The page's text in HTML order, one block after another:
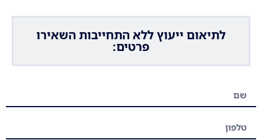
לתיאום ייעוץ ללא התחייבות השאירו
פרטים: